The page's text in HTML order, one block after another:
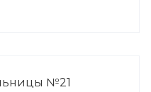
с целью
№21